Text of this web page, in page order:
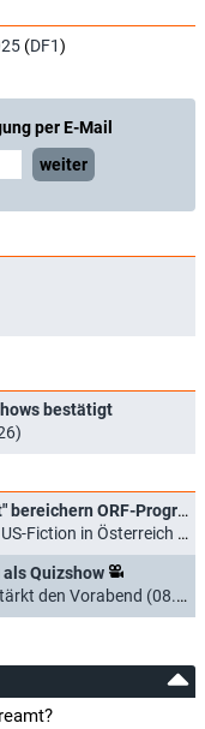
(DF1)
per E-Mail
weiter
bestätigt
"Die Landarztpraxis" und "Gefragt - Gejagt" bereichern ORF-Programm
in Österreich (14.09.2024)
Quizshow
Vorabend (08.04.2022)